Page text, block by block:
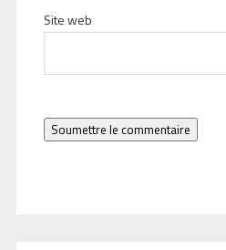
Site web
Soumettre le commentaire